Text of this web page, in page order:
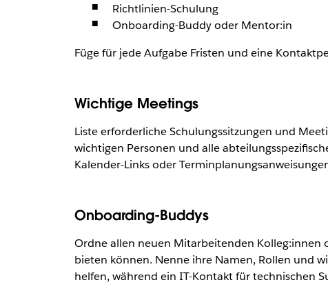
Richtlinien-Schulung
Onboarding-Buddy oder Mentor:in
Füge für jede Aufgabe Fristen und eine
Wichtige Meetings
Liste erforderliche Schulungssitzungen und
wichtigen Personen und alle
Kalender-Links oder
Onboarding-Buddys
Ordne allen neuen Mitarbeitenden Kolleg:innen
bieten können. Nenne ihre Namen, Rollen und
helfen, während ein IT-Kontakt für technischen